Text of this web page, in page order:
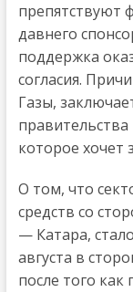
препятствуют
давнего
поддержка
согласия.
Газы,
которое хочет
О том, что
средств со
— Катара,
августа в
после того